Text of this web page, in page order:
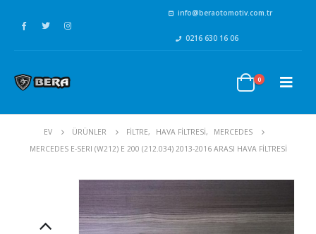
info@beraotomotiv.com.tr
0216 630 16 06
0
EV ÜRÜNLER FİLTRE, HAVA FİLTRESİ,
MERCEDES
MERCEDES E-SERI (W212) E 200 (212.034) 2013-2016 ARASI HAVA FILTRESI